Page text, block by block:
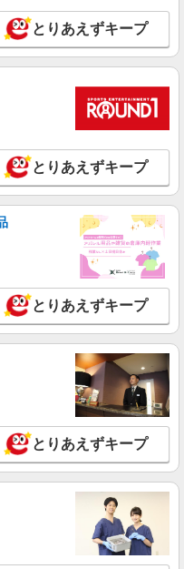
途支給（規定あり） ゜
。○。・゜+゜ 入社祝い金10
+゜・。○。・゜+゜
ショップ
店舗スタッフ
円（経験・能力によ
万円）賞与年2回（6月・12
分） 未経験から入社半年で
昇給実績あり ※残業代支給
+゜・。○。・゜
入社祝い金10万円支給(規定
・。○。・゜+゜
ショップ
詳細を見る
種に詳しくなれる携帯販
260200円（経験・能力によ
6万円）賞与年2回（6月・12
分） 未経験から入社半年で
昇給実績あり ※残業代支給
゜+゜・。○。・゜
入社祝い金10万円支給(規定
・。○。・゜+゜
softbankショップ
詳細を見る
とりあえずキープ
とりあえずキープ
とりあえずキープ
とりあえずキープ